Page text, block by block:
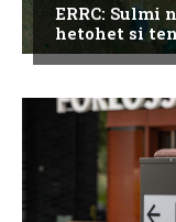
ERRC: Sulmi
hetohet si